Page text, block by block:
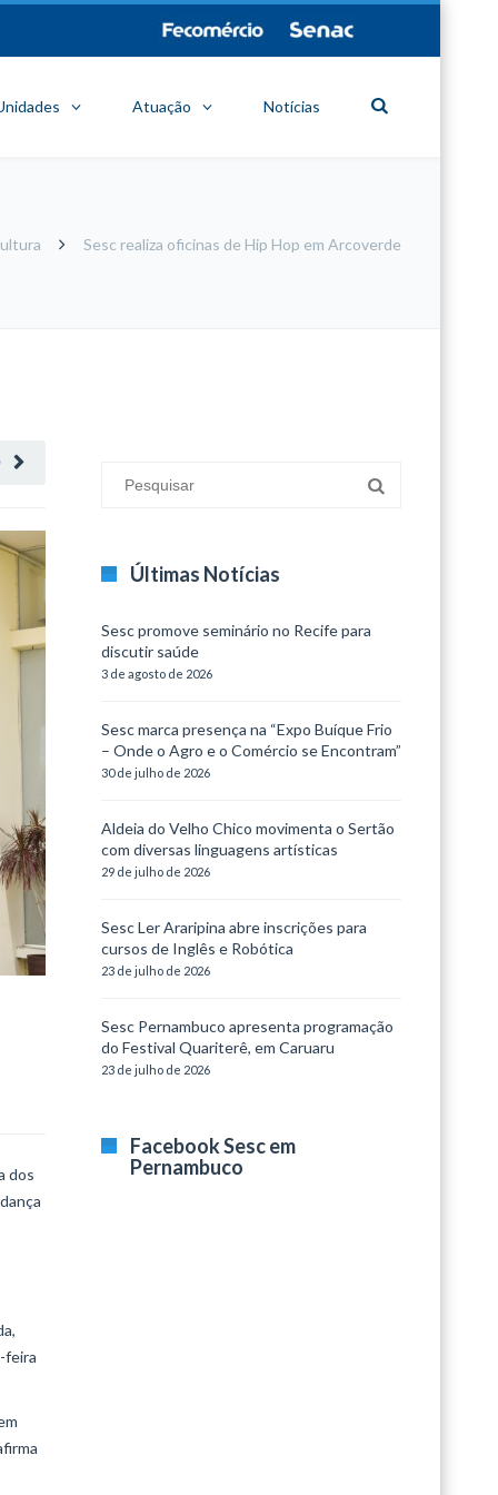
Atuação Notícias
Sesc realiza oficinas de Hip Hop em Arcoverde
dos
feira
Últimas Notícias
Sesc promove seminário no Recife para
discutir saúde
3 de agosto de 2026
Sesc marca presença na “Expo Buíque Frio
– Onde o Agro e o Comércio se Encontram”
30 de julho de 2026
Aldeia do Velho Chico movimenta o Sertão
com diversas linguagens artísticas
29 de julho de 2026
Sesc Ler Araripina abre inscrições para
cursos de Inglês e Robótica
23 de julho de 2026
Sesc Pernambuco apresenta programação
do Festival Quariterê, em Caruaru
23 de julho de 2026
Facebook Sesc em
Pernambuco